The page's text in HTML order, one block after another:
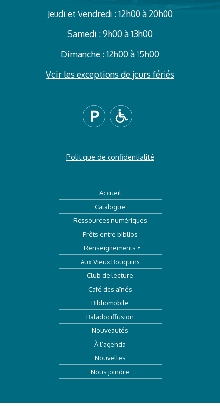
Jeudi et Vendredi : 12h00 à 20h00
Samedi : 9h00 à 13h00
Dimanche : 12h00 à 15h00
Voir les exceptions de jours fériés
Politique de confidentialité
Accueil
Catalogue
Ressources numériques
Prêts entre biblios
Renseignements
Aux Vieux Bouquins
Club de lecture
Café des aînés
Bibliomobile
Baladodiffusion
Nouveautés
À l’agenda
Nouvelles
Nous joindre